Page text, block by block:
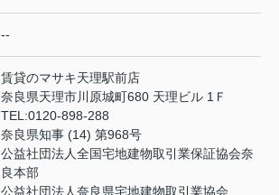
--
賃貸のマサキ天理駅前店
奈良県天理市川原城町680 天理ビル 1Ｆ
TEL:0120-898-288
奈良県知事 (14) 第968号
公益社団法人全国宅地建物取引業保証協会奈
良本部
公益社団法人奈良県宅地建物取引業協会